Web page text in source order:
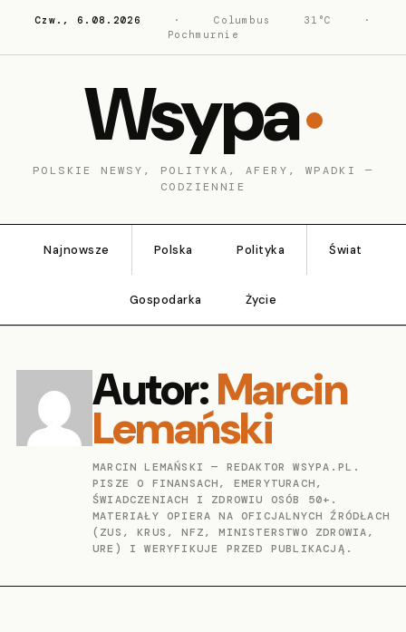
Czw., 6.08.2026 · Columbus 31°C
·
Pochmurnie
Wsypa
POLSKIE NEWSY, POLITYKA, AFERY, WPADKI —
CODZIENNIE
Najnowsze Polska Polityka Świat
Gospodarka Życie
Autor:Marcin
Lemański
MARCIN LEMAŃSKI — REDAKTOR WSYPA.PL.
PISZE O FINANSACH, EMERYTURACH,
ŚWIADCZENIACH I ZDROWIU OSÓB 50+.
MATERIAŁY OPIERA NA OFICJALNYCH ŹRÓDŁACH
(ZUS, KRUS, NFZ, MINISTERSTWO ZDROWIA,
URE) I WERYFIKUJE PRZED PUBLIKACJĄ.